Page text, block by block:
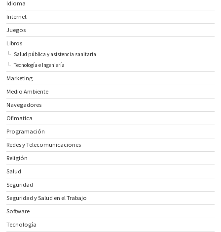
Idioma
Internet
Juegos
Libros
Salud pública y asistencia sanitaria
Tecnología e Ingeniería
Marketing
Medio Ambiente
Navegadores
Ofimatica
Programación
Redes y Telecomunicaciones
Religión
Salud
Seguridad
Seguridad y Salud en el Trabajo
Software
Tecnología